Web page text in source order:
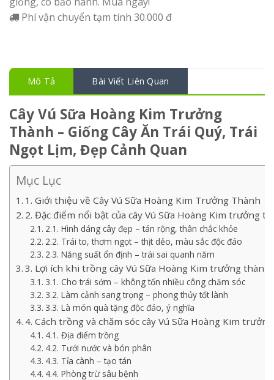
Phí vận chuyển tạm tính 30.000 đ
Mô Tả Bài Viết Liên Quan
Cây Vú Sữa Hoàng Kim Trưởng
Thành – Giống Cây Ăn Trái Quý, Trái
Ngọt Lịm, Đẹp Cảnh Quan
Mục Lục
1. Giới thiệu về Cây Vú Sữa Hoàng Kim Trưởng Thành
2. Đặc điểm nổi bật của cây Vú Sữa Hoàng Kim trưởng
2.1. Hình dáng cây đẹp – tán rộng, thân chắc khỏe
2.2. Trái to, thơm ngọt – thịt dẻo, màu sắc độc đáo
2.3. Năng suất ổn định – trái sai quanh năm
3. Lợi ích khi trồng cây Vú Sữa Hoàng Kim trưởng thành
3.1. Cho trái sớm – không tốn nhiều công chăm sóc
3.2. Làm cảnh sang trọng – phong thủy tốt lành
3.3. Là món quà tặng độc đáo, ý nghĩa
4. Cách trồng và chăm sóc cây Vú Sữa Hoàng Kim
4.1. Địa điểm trồng
4.2. Tưới nước và bón phân
4.3. Tỉa cành – tạo tán
4.4. Phòng trừ sâu bệnh